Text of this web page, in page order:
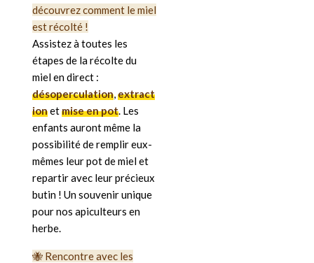
découvrez comment le miel
est récolté !
Assistez à toutes les
étapes de la récolte du
miel en direct :
désoperculation extract
ionetmise en pot . Les
enfants auront même la
possibilité de remplir eux-
mêmes leur pot de miel et
repartir avec leur précieux
butin ! Un souvenir unique
pour nos apiculteurs en
herbe.
🐝 Rencontre avec les